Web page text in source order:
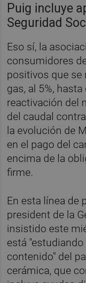
Puig incluye
Seguridad
Eso sí, la
consumidores
positivos que se
gas, al 5%,
reactivación del
del caudal
la evolución de
en el pago del
encima de la
firme.
En esta línea de
president de la
insistido este
está
contenido" del
cerámica, que